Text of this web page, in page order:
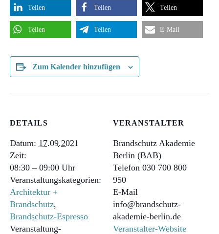
Teilen Teilen Teilen
Teilen Teilen E-Mail
Zum Kalender hinzufügen
DETAILS
Datum: 17.09.2021
Zeit:
08:30 – 09:00
Veranstaltungskategorien:
Architektur +
Brandschutz,
Brandschutz-Espresso
Veranstaltung-
VERANSTALTER
Brandschutz Akademie
Berlin (BAB)
Telefon 030 700 800
950
E-Mail
info@brandschutz-
akademie-berlin.de
Veranstalter-Website